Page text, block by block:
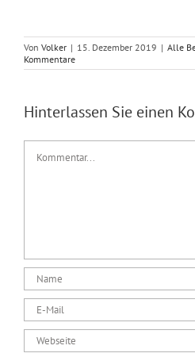
Von Volker | 15. Dezember 2019 | Alle
Kommentare
Hinterlassen Sie einen